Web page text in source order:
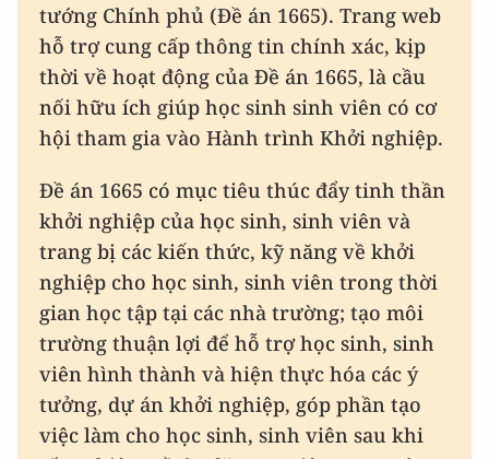
tướng Chính phủ (Đề án 1665). Trang web
hỗ trợ cung cấp thông tin chính xác, kịp
thời về hoạt động của Đề án 1665, là cầu
nối hữu ích giúp học sinh sinh viên có cơ
hội tham gia vào Hành trình Khởi nghiệp.
Đề án 1665 có mục tiêu thúc đẩy tinh thần
khởi nghiệp của học sinh, sinh viên và
trang bị các kiến thức, kỹ năng về khởi
nghiệp cho học sinh, sinh viên trong thời
gian học tập tại các nhà trường; tạo môi
trường thuận lợi để hỗ trợ học sinh, sinh
viên hình thành và hiện thực hóa các ý
tưởng, dự án khởi nghiệp, góp phần tạo
việc làm cho học sinh, sinh viên sau khi